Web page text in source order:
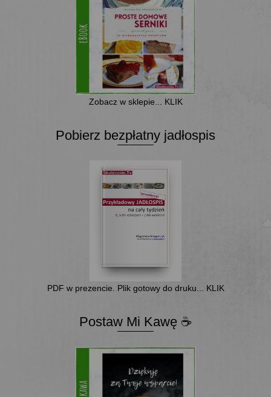
Zobacz w sklepie... KLIK
Pobierz bezpłatny jadłospis
PDF w prezencie. Plik gotowy do druku... KLIK
Postaw Mi Kawę ☕